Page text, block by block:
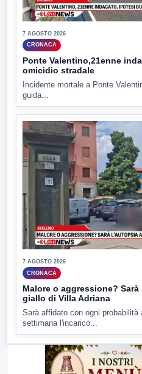
7 AGOSTO 2026
CRONACA
Ponte Valentino,21enne
omicidio stradale
Incidente mortale a Ponte
guida...
7 AGOSTO 2026
CRONACA
Malore o aggressione?
giallo di Villa Adriana
Sarà affidato con ogni probabilità
settimana l'incarico...